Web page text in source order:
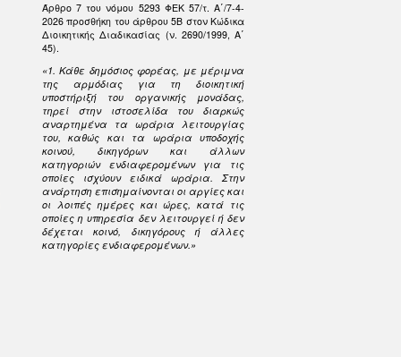
Άρθρο 7 του νόμου 5293 ΦΕΚ 57/τ. Α΄/7-4-
2026 προσθήκη του άρθρου 5Β στον Κώδικα
Διοικητικής Διαδικασίας (ν. 2690/1999, Α΄
45).
«1. Κάθε δημόσιος φορέας, με μέριμνα
της αρμόδιας για τη διοικητική
υποστήριξή του οργανικής μονάδας,
τηρεί στην ιστοσελίδα του διαρκώς
αναρτημένα τα ωράρια λειτουργίας
του, καθώς και τα ωράρια υποδοχής
κοινού, δικηγόρων και άλλων
κατηγοριών ενδιαφερομένων για τις
οποίες ισχύουν ειδικά ωράρια. Στην
ανάρτηση επισημαίνονται οι αργίες και
οι λοιπές ημέρες και ώρες, κατά τις
οποίες η υπηρεσία δεν λειτουργεί ή δεν
δέχεται κοινό, δικηγόρους ή άλλες
κατηγορίες ενδιαφερομένων.»